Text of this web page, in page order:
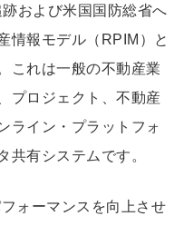
および米国国防総省へ
情報モデル（RPIM）と
これは一般の不動産業
プロジェクト、不動産
ライン・プラットフォ
共有システムです。
ォーマンスを向上させ